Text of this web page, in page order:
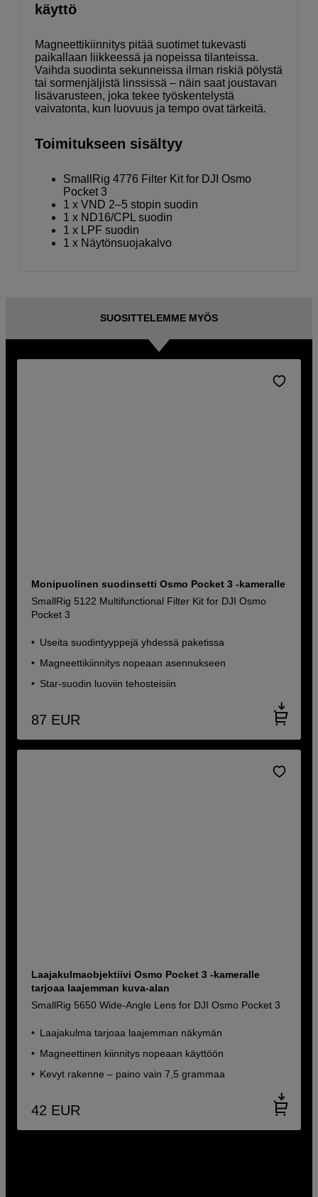
käyttö
Magneettikiinnitys pitää suotimet tukevasti
paikallaan liikkeessä ja nopeissa tilanteissa.
Vaihda suodinta sekunneissa ilman riskiä pölystä
tai sormenjäljistä linssissä – näin saat joustavan
lisävarusteen, joka tekee työskentelystä
vaivatonta, kun luovuus ja tempo ovat tärkeitä.
Toimitukseen sisältyy
SmallRig 4776 Filter Kit for DJI Osmo
Pocket 3
1 x VND 2–5 stopin suodin
1 x ND16/CPL suodin
1 x LPF suodin
1 x Näytönsuojakalvo
SUOSITTELEMME MYÖS
Monipuolinen suodinsetti Osmo Pocket 3 -kameralle
SmallRig 5122 Multifunctional Filter Kit for DJI Osmo
Pocket 3
Useita suodintyyppejä yhdessä paketissa
Magneettikiinnitys nopeaan asennukseen
Star-suodin luoviin tehosteisiin
87 EUR
Laajakulmaobjektiivi Osmo Pocket 3 -kameralle
tarjoaa laajemman kuva-alan
SmallRig 5650 Wide-Angle Lens for DJI Osmo Pocket 3
Laajakulma tarjoaa laajemman näkymän
Magneettinen kiinnitys nopeaan käyttöön
Kevyt rakenne – paino vain 7,5 grammaa
42 EUR